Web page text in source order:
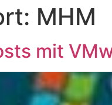
MHM
mit